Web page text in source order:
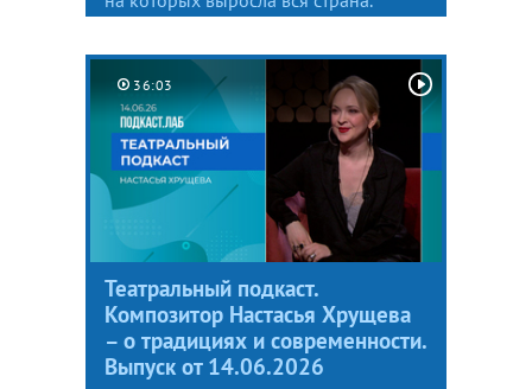
36:03
Театральный подкаст.
Композитор Настасья Хрущева
– о традициях и современности.
Выпуск от 14.06.2026